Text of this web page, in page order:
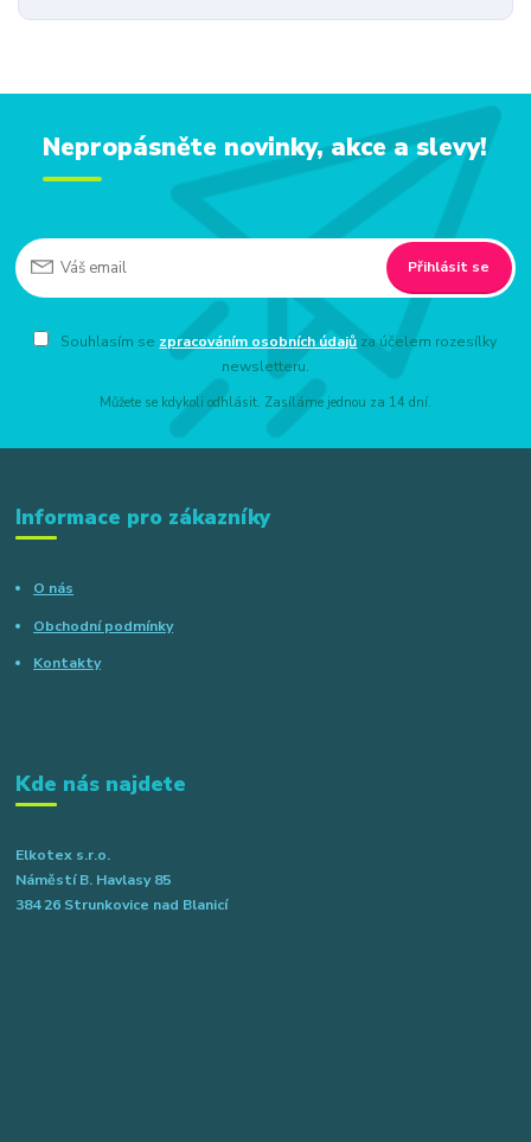
Nepropásněte novinky, akce a slevy!
Přihlásit se
Souhlasím se zpracováním osobních údajů za účelem rozesílky
newsletteru.
Můžete se kdykoli odhlásit. Zasíláme jednou za 14 dní.
Informace pro zákazníky
O nás
Obchodní podmínky
Kontakty
Kde nás najdete
Elkotex s.r.o.
Náměstí B. Havlasy 85
384 26 Strunkovice nad Blanicí